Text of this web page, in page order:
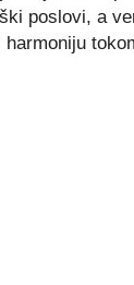
poslovi, a